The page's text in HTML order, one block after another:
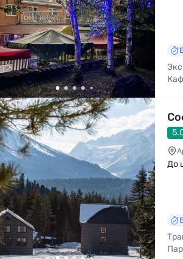
До